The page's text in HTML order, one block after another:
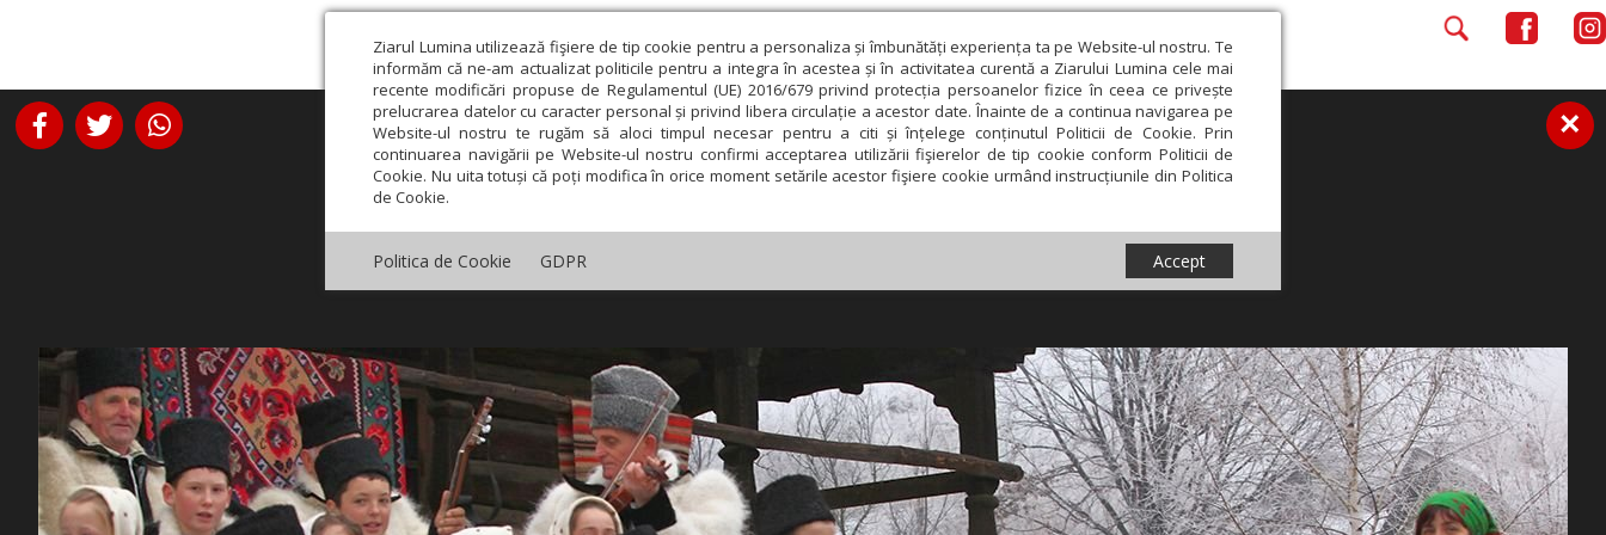
Ziarul Lumina utilizează fişiere de tip cookie pentru a personaliza și îmbunătăți experiența ta pe Website-ul nostru. Te
informăm că ne-am actualizat politicile pentru a integra în acestea și în activitatea curentă a Ziarului Lumina cele mai
recente modificări propuse de Regulamentul (UE) 2016/679 privind protecția persoanelor fizice în ceea ce privește
prelucrarea datelor cu caracter personal și privind libera circulație a acestor date. Înainte de a continua navigarea pe
Website-ul nostru te rugăm să aloci timpul necesar pentru a citi și înțelege conținutul Politicii de Cookie. Prin
continuarea navigării pe Website-ul nostru confirmi acceptarea utilizării fişierelor de tip cookie conform Politicii de
Cookie. Nu uita totuși că poți modifica în orice moment setările acestor fişiere cookie urmând instrucțiunile din Politica
de Cookie.
Politica de Cookie GDPR Accept
×